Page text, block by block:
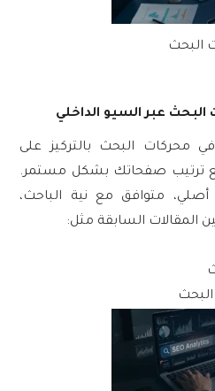
البحث
عبر السيو الداخلي
محركات البحث
بالتركيز على
ترتيب صفحاتك بشكل مستمر.
متوافق مع نية الباحث،
المقالات السابقة مثل: